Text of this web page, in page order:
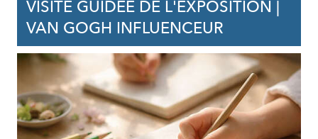
VISITE GUIDÉE DE L'EXPOSITION |
VAN GOGH INFLUENCEUR